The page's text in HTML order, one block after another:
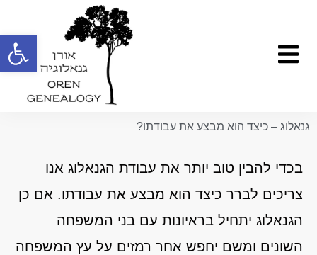
תפריט
גנאלוג – כיצד הוא מבצע את עבודתו?
בכדי להבין טוב יותר את עבודת הגנאלוג אנו
צריכים לברר כיצד הוא מבצע את עבודתו. אם כן
הגנאלוג יתחיל בראיונות עם בני המשפחה
השונים ומשם יחפש אחר רמזים על עץ המשפחה